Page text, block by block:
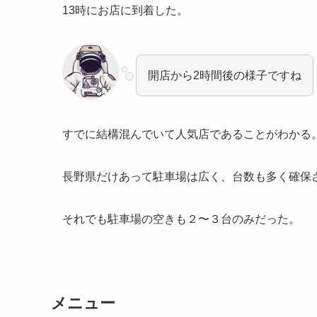
13時にお店に到着した。
開店から2時間後の様子ですね
すでに結構混んでいて人気店であることがわかる。
長野県だけあって駐車場は広く、台数も多く確保
それでも駐車場の空きも２〜３台のみだった。
メニュー